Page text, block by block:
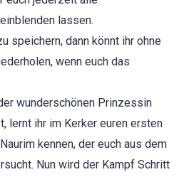
lassen.
speichern, dann könnt ihr ohne
wenn euch das
wunderschönen Prinzessin
lernt ihr im Kerker euren ersten
kennen, der euch aus dem
Nun wird der Kampf Schritt